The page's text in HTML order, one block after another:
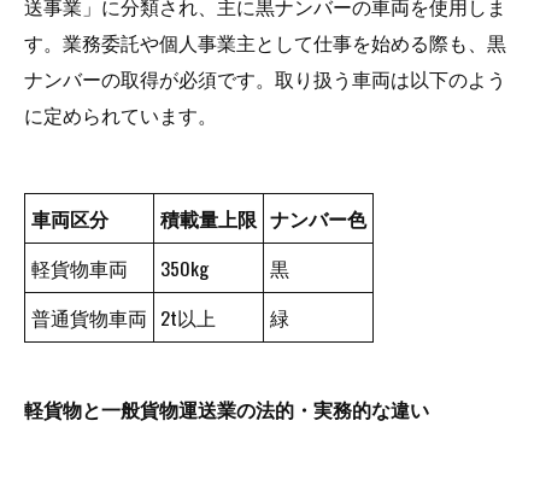
関連エリア
対応地域
送事業」に分類され、主に黒ナンバーの車両を使用しま
す。業務委託や個人事業主として仕事を始める際も、黒
ナンバーの取得が必須です。取り扱う車両は以下のよう
に定められています。
車両区分 積載量上限 ナンバー色
軽貨物車両
350kg
黒
普通貨物車両 2t以上 緑
軽貨物と一般貨物運送業の法的・実務的な違い